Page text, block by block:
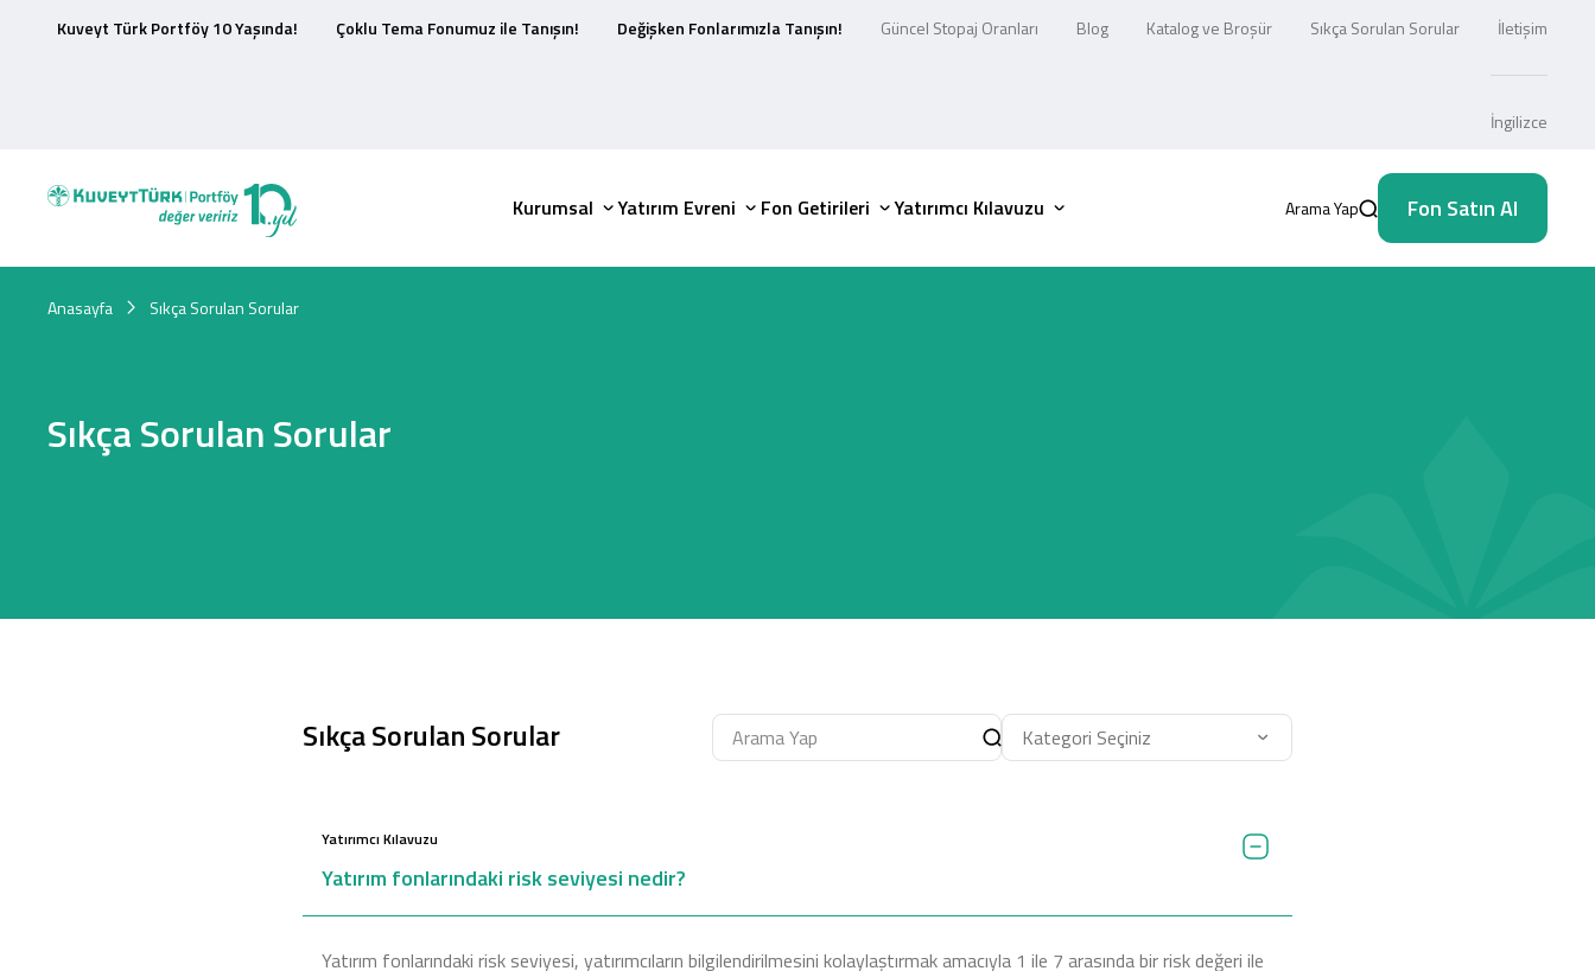
Kuveyt Türk Portföy 10 Yaşında! Çoklu Tema Fonumuz ile Tanışın! Değişken Fonlarımızla Tanışın! Güncel Stopaj Oranları Blog Katalog ve Broşür Sıkça Sorulan Sorular İletişim
İngilizce
Kurumsal Yatırım Evreni Fon Getirileri Yatırımcı Kılavuzu Arama Yap Fon Satın Al
Anasayfa Sıkça Sorulan Sorular
Sıkça Sorulan Sorular
Sıkça Sorulan Sorular
Yatırımcı Kılavuzu
Yatırım fonlarındaki risk seviyesi nedir?
Yatırım fonlarındaki risk seviyesi, yatırımcıların bilgilendirilmesini kolaylaştırmak amacıyla 1 ile 7 arasında bir risk değeri ile